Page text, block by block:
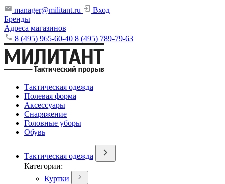
manager@militant.ru
Вход
Бренды
Адреса магазинов
8 (495) 965-60-40 8 (495) 789-79-63
Тактическая одежда
Полевая форма
Аксессуары
Снаряжение
Головные уборы
Обувь
Тактическая одежда
Категории:
Куртки